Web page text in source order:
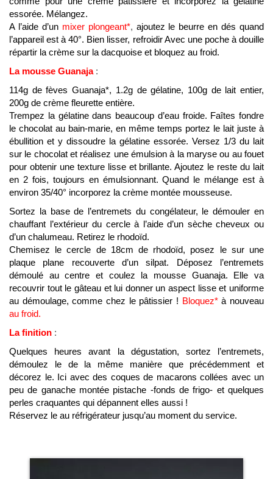
essorée. Mélangez.
A l’aide d’un mixer plongeant*, ajoutez le beurre en dés quand
l’appareil est à 40°. Bien lisser, refroidir Avec une poche à douille
répartir la crème sur la dacquoise et bloquez au froid.
La mousse Guanaja:
114g defèvesGuanaja*, 1.2g de gélatine, 100g de lait entier,
200g de crème fleurette entière.
Trempez la gélatine dans beaucoup d’eau froide. Faîtes fondre
le chocolat au bain-marie, en même temps portez le lait juste à
ébullition et y dissoudre la gélatine essorée. Versez 1/3 du lait
sur le chocolat et réalisez une émulsion à la maryse ou au fouet
pour obtenir une texture lisse et brillante. Ajoutez le reste du lait
en 2 fois, toujours en émulsionnant. Quand le mélange est à
environ 35/40° incorporez la crème montée mousseuse.
Sortez la base de l’entremets du congélateur, le démouler en
chauffant l’extérieur du cercle à l’aide d’un sèche cheveux ou
d’un chalumeau. Retirez le rhodoïd.
Chemisez le cercle de 18cm de rhodoïd, posez le sur une
plaque plane recouverte d’un silpat. Déposez l’entremets
démoulé au centre et coulez la mousse Guanaja. Elle va
recouvrir tout le gâteau et lui donner un aspect lisse et uniforme
au démoulage, comme chez le pâtissier ! Bloquez* à nouveau
au froid.
La finition :
Quelques heures avant la dégustation, sortez l’entremets,
démoulez le de la même manière que précédemment et
décorez le. Ici avec des coques de macarons collées avec un
peu de ganache montée pistache -fonds de frigo- et quelques
perles craquantes qui dépannent elles aussi !
Réservez le au réfrigérateur jusqu’au moment du service.